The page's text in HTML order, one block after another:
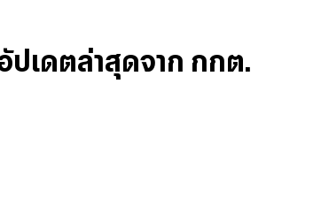
ปเดตล่าสุดจาก กกต.